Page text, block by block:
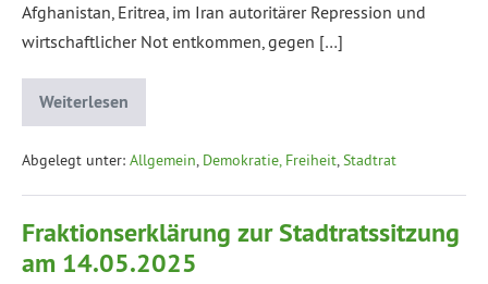
Afghanistan, Eritrea, im Iran autoritärer Repression und
wirtschaftlicher Not entkommen, gegen […]
Weiterlesen
Abgelegt unter: Allgemein, Demokratie, Freiheit,Stadtrat
Fraktionserklärung zur Stadtratssitzung
am 14.05.2025